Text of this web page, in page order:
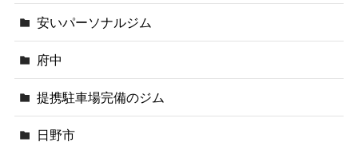
安いパーソナルジム
府中
提携駐車場完備のジム
日野市